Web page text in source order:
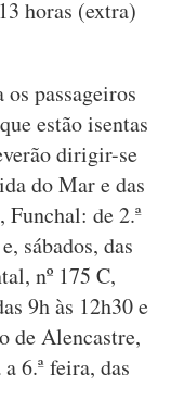
horas (extra)
passageiros
estão isentas
dirigir-se
do Mar e das
Funchal: de 2.ª
sábados, das
nº 175 C,
9h às 12h30 e
de Alencastre,
6.ª feira, das